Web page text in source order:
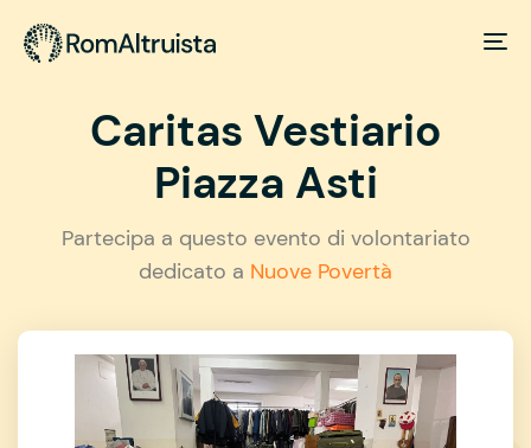
Caritas Vestiario
Piazza Asti
Partecipa a questo evento di volontariato
dedicato a Nuove Povertà